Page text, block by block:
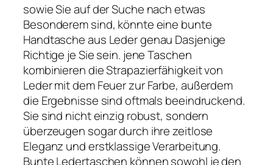
sowie Sie auf der Suche nach etwas
Besonderem sind, könnte eine bunte
Handtasche aus Leder genau Dasjenige
Richtige je Sie sein. jene Taschen
kombinieren die Strapazierfähigkeit von
Leder mit dem Feuer zur Farbe, außerdem
die Ergebnisse sind oftmals beeindruckend.
Sie sind nicht einzig robust, sondern
überzeugen sogar durch ihre zeitlose
Eleganz und erstklassige Verarbeitung.
Bunte Ledertaschen können sowohl je den